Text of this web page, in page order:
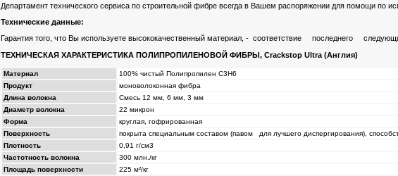
Департамент технического сервиса по строительной фибре всегда в Вашем распоряжении для помощи по
Технические данные:
Гарантия того, что Вы используете высококачественный материал, - соответствие последнего
ТЕХНИЧЕСКАЯ ХАРАКТЕРИСТИКА ПОЛИПРОПИЛЕНОВОЙ ФИБРЫ, Crackstop Ultra (Англия)
Материал
100% чистый Полипропилен С3Н6
Продукт
моноволоконная фибра
Длина волокна
Смесь 12 мм, 6 мм, 3 мм
Диаметр волокна
22 микрон
Форма
круглая, гофрированная
Поверхность
покрыта специальным составом (павом для лучшего диспергирования),
Плотность
0,91 г/см3
Частотность волокна
300 млн./кг
Площадь поверхности
225 м²/кг